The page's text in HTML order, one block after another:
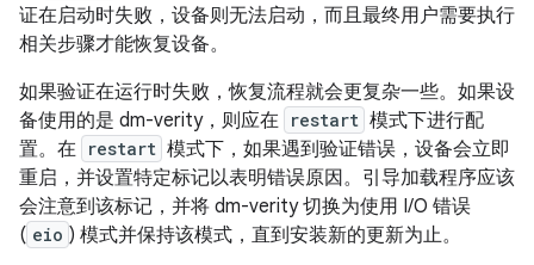
证在启动时失败，设备则无法启动，而且最终用户需要执行
相关步骤才能恢复设备。
如果验证在运行时失败，恢复流程就会更复杂一些。如果设
备使用的是 dm-verity，则应在 restart 模式下进行配
置。在 restart 模式下，如果遇到验证错误，设备会立即
重启，并设置特定标记以表明错误原因。引导加载程序应该
会注意到该标记，并将 dm-verity 切换为使用 I/O 错误
( eio ) 模式并保持该模式，直到安装新的更新为止。